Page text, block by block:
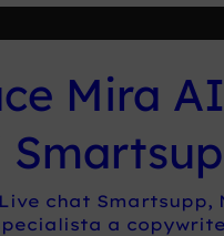
Mira
Live chat Smartsupp,
a